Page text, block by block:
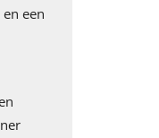
een